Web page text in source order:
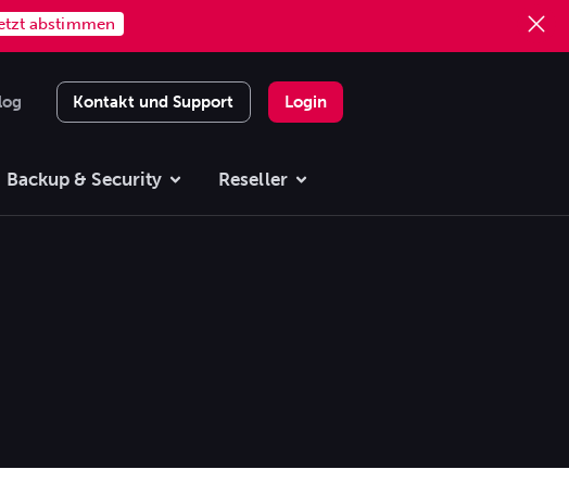
abstimmen
Kontakt und Support Login
Backup & Security Reseller